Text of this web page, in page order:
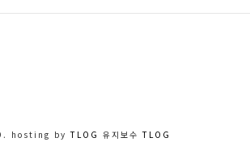
hosting byTLOG 유지보수TLOG